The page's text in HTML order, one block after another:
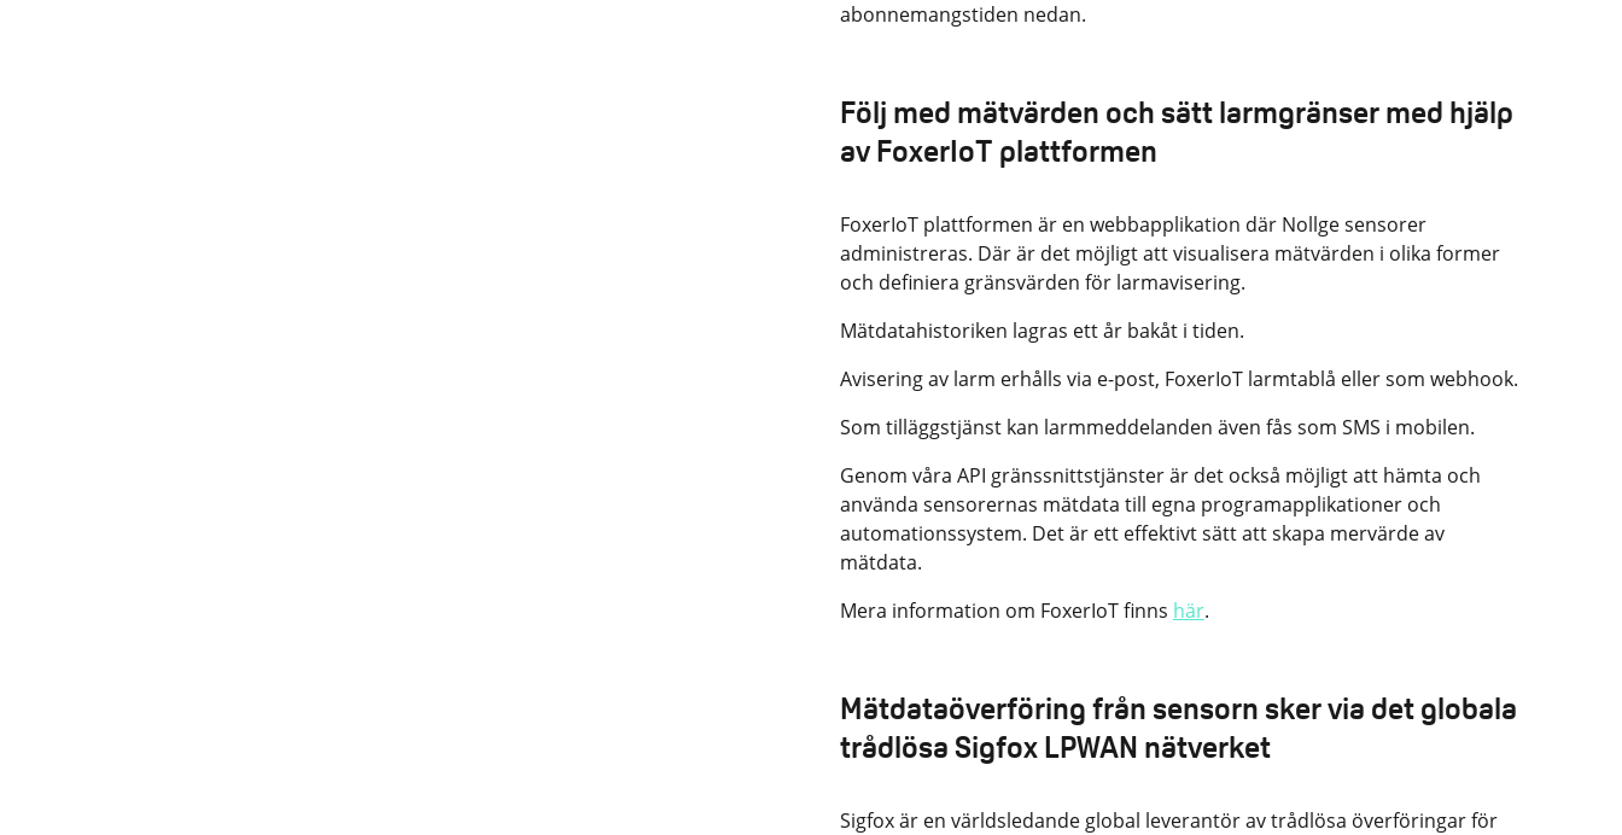
abonnemangstiden nedan.
Följ med mätvärden och sätt larmgränser med hjälp
av FoxerIoT plattformen
FoxerIoT plattformen är en webbapplikation där Nollge sensorer
administreras. Där är det möjligt att visualisera mätvärden i olika former
och definiera gränsvärden för larmavisering.
Mätdatahistoriken lagras ett år bakåt i tiden.
Avisering av larm erhålls via e-post, FoxerIoT larmtablå eller som webhook.
Som tilläggstjänst kan larmmeddelanden även fås som SMS i mobilen.
Genom våra API gränssnittstjänster är det också möjligt att hämta och
använda sensorernas mätdata till egna programapplikationer och
automationssystem. Det är ett effektivt sätt att skapa mervärde av
mätdata.
Mera information om FoxerIoT finns här.
Mätdataöverföring från sensorn sker via det globala
trådlösa Sigfox LPWAN nätverket
Sigfox är en världsledande global leverantör av trådlösa överföringar för